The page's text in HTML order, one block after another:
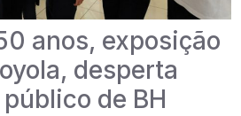
anos, exposição
desperta
de BH